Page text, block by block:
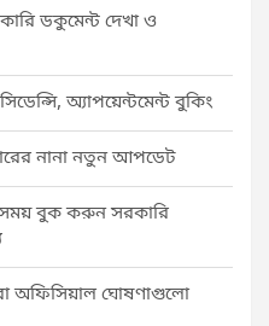
ডকুমেন্ট দেখা ও
অ্যাপয়েন্টমেন্ট বুকিং
নানা নতুন আপডেট
বুক করুন সরকারি
অফিসিয়াল ঘোষণাগুলো